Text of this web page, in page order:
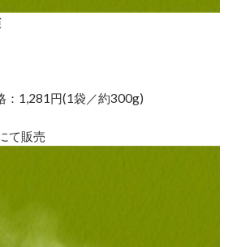
：1,281円(1袋／約300g)
て販売